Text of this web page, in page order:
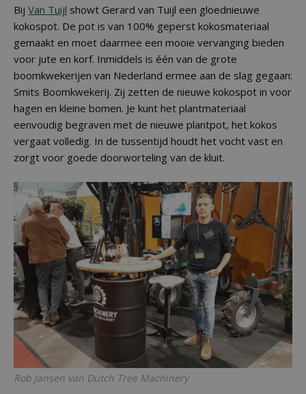
Bij Van Tuijl showt Gerard van Tuijl een gloednieuwe
kokospot. De pot is van 100% geperst kokosmateriaal
gemaakt en moet daarmee een mooie vervanging bieden
voor jute en korf. Inmiddels is één van de grote
boomkwekerijen van Nederland ermee aan de slag gegaan:
Smits Boomkwekerij. Zij zetten de nieuwe kokospot in voor
hagen en kleine bomen. Je kunt het plantmateriaal
eenvoudig begraven met de nieuwe plantpot, het kokos
vergaat volledig. In de tussentijd houdt het vocht vast en
zorgt voor goede doorworteling van de kluit.
Rob Jansen van Dutch Tree Machinery